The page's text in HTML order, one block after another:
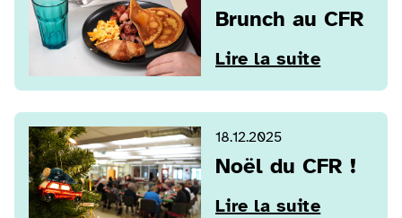
Brunch au CFR
Lire la suite
18.12.2025
Noël du CFR !
Lire la suite